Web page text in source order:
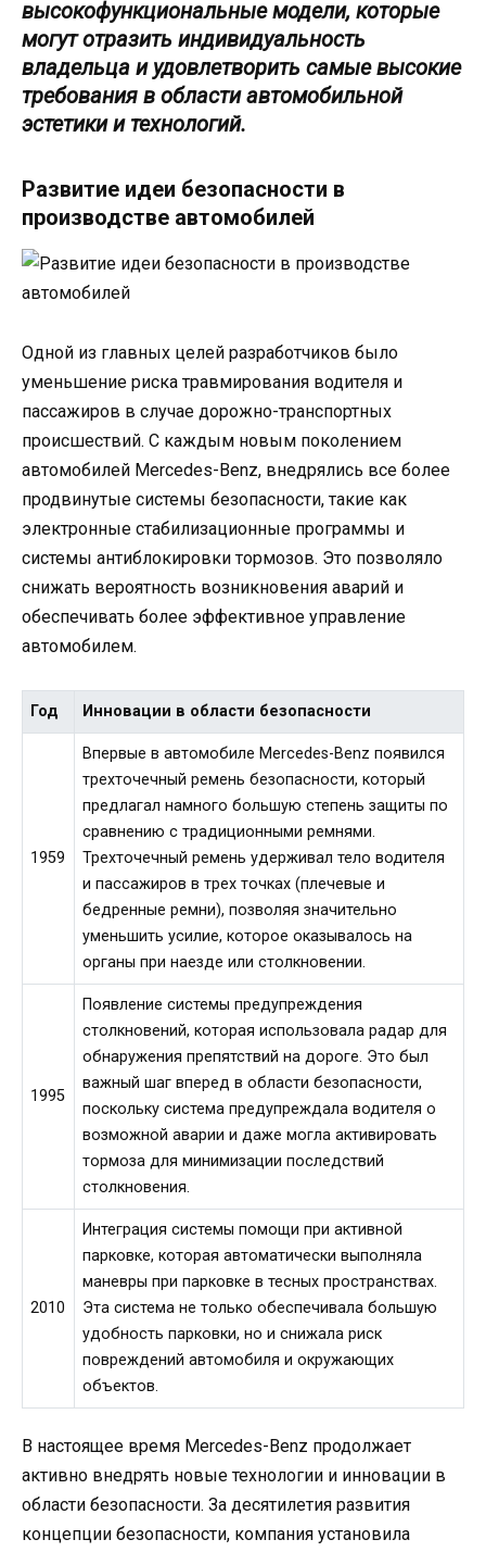
высокофункциональные модели, которые
могут отразить индивидуальность
владельца и удовлетворить самые высокие
требования в области автомобильной
эстетики и технологий.
Развитие идеи безопасности в
производстве автомобилей
Одной из главных целей разработчиков было
уменьшение риска травмирования водителя и
пассажиров в случае дорожно-транспортных
происшествий. С каждым новым поколением
автомобилей Mercedes-Benz, внедрялись все более
продвинутые системы безопасности, такие как
электронные стабилизационные программы и
системы антиблокировки тормозов. Это позволяло
снижать вероятность возникновения аварий и
обеспечивать более эффективное управление
автомобилем.
Год Инновации в области безопасности
1959
Впервые в автомобиле Mercedes-Benz появился
трехточечный ремень безопасности, который
предлагал намного большую степень защиты по
сравнению с традиционными ремнями.
Трехточечный ремень удерживал тело водителя
и пассажиров в трех точках (плечевые и
бедренные ремни), позволяя значительно
уменьшить усилие, которое оказывалось на
органы при наезде или столкновении.
1995
Появление системы предупреждения
столкновений, которая использовала радар для
обнаружения препятствий на дороге. Это был
важный шаг вперед в области безопасности,
поскольку система предупреждала водителя о
возможной аварии и даже могла активировать
тормоза для минимизации последствий
столкновения.
2010
Интеграция системы помощи при активной
парковке, которая автоматически выполняла
маневры при парковке в тесных пространствах.
Эта система не только обеспечивала большую
удобность парковки, но и снижала риск
повреждений автомобиля и окружающих
объектов.
В настоящее время Mercedes-Benz продолжает
активно внедрять новые технологии и инновации в
области безопасности. За десятилетия развития
концепции безопасности, компания установила